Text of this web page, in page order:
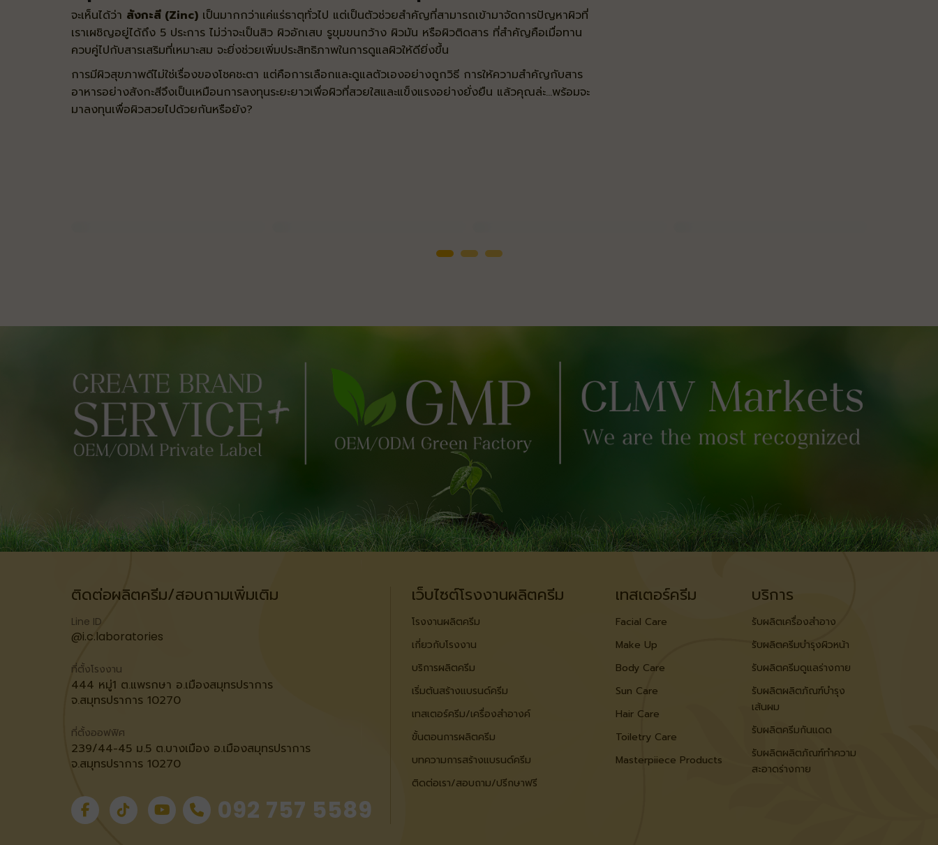
จะเห็นได้ว่า สังกะสี (Zinc) เป็นมากกว่าแค่แร่ธาตุทั่วไป แต่เป็นตัวช่วยสำคัญที่สามารถเข้ามาจัดการปัญหาผิวที่
เราเผชิญอยู่ได้ถึง 5 ประการ ไม่ว่าจะเป็นสิว ผิวอักเสบ รูขุมขนกว้าง ผิวมัน หรือผิวติดสาร ที่สำคัญคือเมื่อทาน
ควบคู่ไปกับสารเสริมที่เหมาะสม จะยิ่งช่วยเพิ่มประสิทธิภาพในการดูแลผิวให้ดียิ่งขึ้น
การมีผิวสุขภาพดีไม่ใช่เรื่องของโชคชะตา แต่คือการเลือกและดูแลตัวเองอย่างถูกวิธี การให้ความสำคัญกับสาร
อาหารอย่างสังกะสีจึงเป็นเหมือนการลงทุนระยะยาวเพื่อผิวที่สวยใสและแข็งแรงอย่างยั่งยืน แล้วคุณล่ะ...พร้อมจะ
มาลงทุนเพื่อผิวสวยไปด้วยกันหรือยัง?
ติดต่อผลิตครีม/สอบถามเพิ่มเติม
Line ID
@i.c.laboratories
ที่ตั้งโรงงาน
444 หมู่1 ต.แพรกษา อ.เมืองสมุทรปราการ
จ.สมุทรปราการ 10270
ที่ตั้งออฟฟิศ
239/44-45 ม.5 ต.บางเมือง อ.เมืองสมุทรปราการ
จ.สมุทรปราการ 10270
092 757 5589
เว็บไซต์โรงงานผลิตครีม
โรงงานผลิตครีม
เกี่ยวกับโรงงาน
บริการผลิตครีม
เริ่มต้นสร้างแบรนด์ครีม
เทสเตอร์ครีม/เครื่องสำอางค์
ขั้นตอนการผลิตครีม
บทความการสร้างแบรนด์ครีม
ติดต่อเรา/สอบถาม/ปรีกษาฟรี
เทสเตอร์ครีม
Facial Care
Make Up
Body Care
Sun Care
Hair Care
Toiletry Care
Masterpiiece Products
บริการ
รับผลิตเครื่องสำอาง
รับผลิตครีมบำรุงผิวหน้า
รับผลิตครีมดูแลร่างกาย
รับผลิตผลิตภัณฑ์บำรุง
เส้นผม
รับผลิตครีมกันแดด
รับผลิตผลิตภัณฑ์ทำความ
สะอาดร่างกาย